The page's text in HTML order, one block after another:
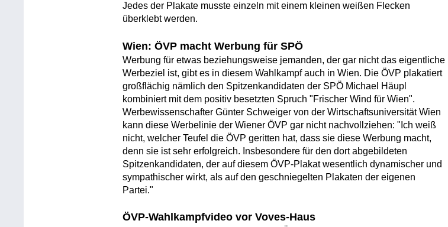
Jedes der Plakate musste einzeln mit einem kleinen weißen Flecken
überklebt werden.
Wien: ÖVP macht Werbung für SPÖ
Werbung für etwas beziehungsweise jemanden, der gar nicht das eigentliche
Werbeziel ist, gibt es in diesem Wahlkampf auch in Wien. Die ÖVP plakatiert
großflächig nämlich den Spitzenkandidaten der SPÖ Michael Häupl
kombiniert mit dem positiv besetzten Spruch "Frischer Wind für Wien".
Werbewissenschafter Günter Schweiger von der Wirtschaftsuniversität Wien
kann diese Werbelinie der Wiener ÖVP gar nicht nachvollziehen: "Ich weiß
nicht, welcher Teufel die ÖVP geritten hat, dass sie diese Werbung macht,
denn sie ist sehr erfolgreich. Insbesondere für den dort abgebildeten
Spitzenkandidaten, der auf diesem ÖVP-Plakat wesentlich dynamischer und
sympathischer wirkt, als auf den geschniegelten Plakaten der eigenen
Partei."
ÖVP-Wahlkampfvideo vor Voves-Haus